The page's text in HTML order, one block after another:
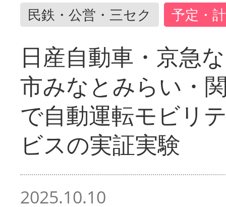
民鉄・公営・三セク 予定・
日産自動車・京急
市みなとみらい・
で自動運転モビリ
ビスの実証実験
2025.10.10